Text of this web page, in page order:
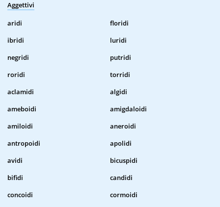
Aggettivi
aridi
floridi
ibridi
luridi
negridi
putridi
roridi
torridi
aclamidi
algidi
ameboidi
amigdaloidi
amiloidi
aneroidi
antropoidi
apolidi
avidi
bicuspidi
bifidi
candidi
concoidi
cormoidi